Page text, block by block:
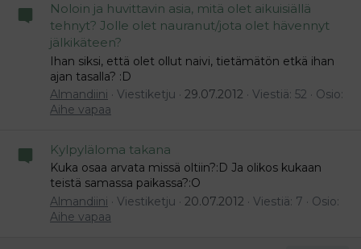
Noloin ja huvittavin asia, mitä olet aikuisiällä
tehnyt? Jolle olet nauranut/jota olet hävennyt
jälkikäteen?
Ihan siksi, että olet ollut naivi, tietämätön etkä ihan
ajan tasalla? :D
Almandiini
Viestiketju 29.07.2012 Viestiä: 52
Osio:
Aihe vapaa
Kylpyläloma takana
Kuka osaa arvata missä oltiin?:D Ja olikos kukaan
teistä samassa paikassa?:O
Almandiini
Viestiketju 20.07.2012 Viestiä: 7
Osio:
Aihe vapaa